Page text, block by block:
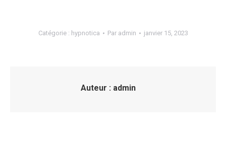
Catégorie : hypnotica Par admin janvier 15, 2023
Auteur : admin